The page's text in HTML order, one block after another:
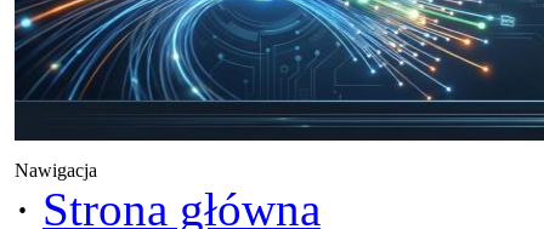
Nawigacja
· Strona główna